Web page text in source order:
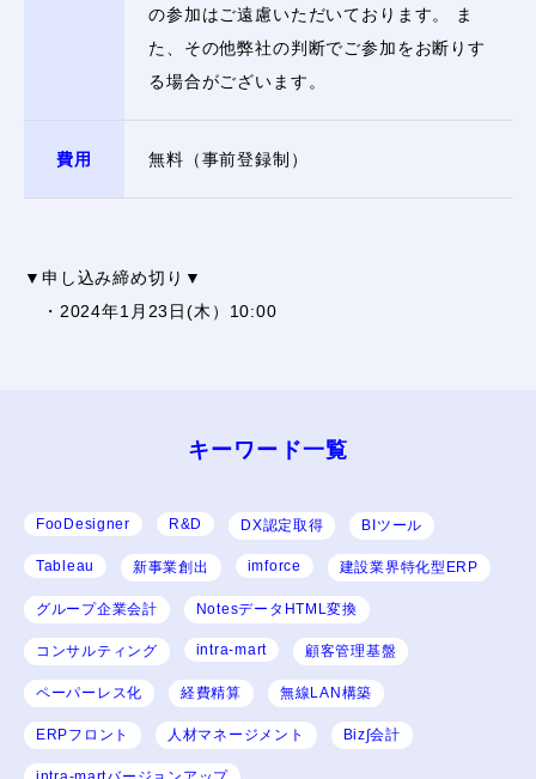
の参加はご遠慮いただいております。 ま
た、その他弊社の判断でご参加をお断りす
る場合がございます。
費用 無料（事前登録制）
▼申し込み締め切り▼
・2024年1月23日(木）10:00
キーワード⼀覧
FooDesigner R&D DX認定取得 BIツール
Tableau 新事業創出 imforce 建設業界特化型ERP
グループ企業会計 NotesデータHTML変換
コンサルティング intra-mart 顧客管理基盤
ペーパーレス化 経費精算 無線LAN構築
ERPフロント 人材マネージメント Biz∫会計